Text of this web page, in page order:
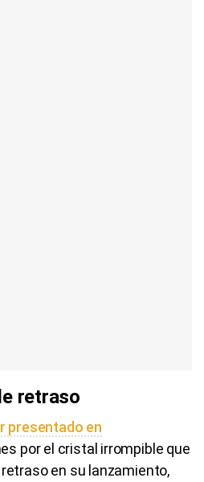
retraso
presentado en
por el cristal irrompible que
en su lanzamiento,